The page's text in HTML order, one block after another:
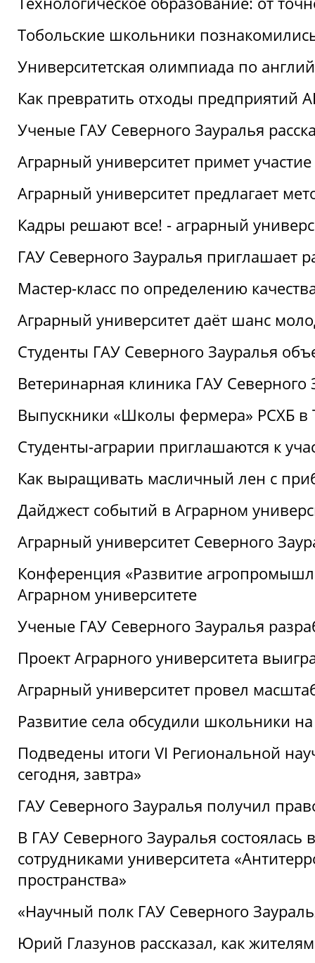
Тобольские школьники
Университетская олимпиада по
Как превратить отходы предприятий
Ученые ГАУ Северного Зауралья
Аграрный университет примет
Аграрный университет предлагает
Кадры решают все! - аграрный
ГАУ Северного Зауралья приглашает
Мастер-класс по определению
Аграрный университет даёт шанс
Студенты ГАУ Северного Зауралья
Ветеринарная клиника ГАУ Северного
Выпускники «Школы фермера» РСХБ
Студенты-аграрии приглашаются к
Как выращивать масличный лен с
Дайджест событий в Аграрном
Аграрный университет Северного
Конференция «Развитие
Аграрном университете
Ученые ГАУ Северного Зауралья
Проект Аграрного университета
Аграрный университет провел
Развитие села обсудили школьники
Подведены итоги VI Региональной
сегодня, завтра»
ГАУ Северного Зауралья получил
В ГАУ Северного Зауралья состоялась
сотрудниками университета
пространства»
«Научный полк ГАУ Северного
Юрий Глазунов рассказал, как